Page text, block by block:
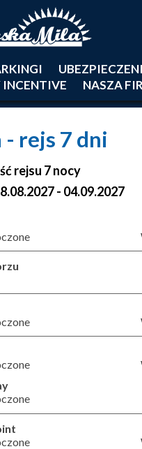
INCENTIVE NASZA
- rejs 7 dni
rejsu 7 nocy
- 04.09.2027